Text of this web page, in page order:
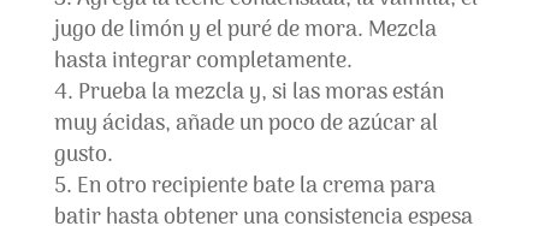
jugo de limón y el puré de mora. Mezcla
hasta integrar completamente.
Prueba la mezcla y, si las moras están
muy ácidas, añade un poco de azúcar al
gusto.
En otro recipiente bate la crema para
batir hasta obtener una consistencia espesa